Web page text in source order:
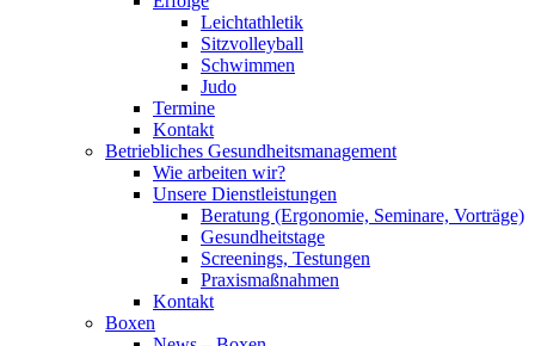
Leichtathletik
Sitzvolleyball
Schwimmen
Judo
Termine
Kontakt
Betriebliches Gesundheits­management
Wie arbeiten wir?
Unsere Dienstleistungen
Beratung (Ergonomie, Seminare, Vorträge)
Gesundheitstage
Screenings, Testungen
Praxismaßnahmen
Kontakt
Boxen